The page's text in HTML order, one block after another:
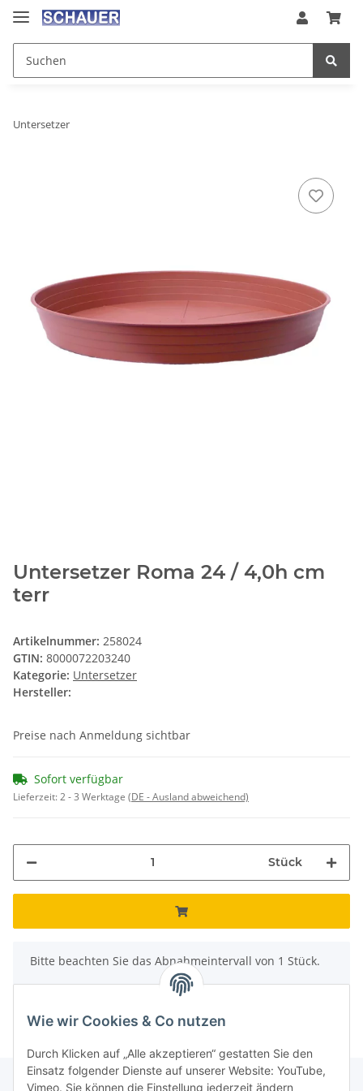
Untersetzer
Untersetzer Roma 24 / 4,0h cm
terr
Artikelnummer: 258024
GTIN: 8000072203240
Kategorie: Untersetzer
Hersteller:
Preise nach Anmeldung sichtbar
Sofort verfügbar
Lieferzeit:2 - 3 Werktage (DE - Ausland abweichend)
Stück
x
Bitte beachten Sie das Abnahmeintervall von 1 Stück.
Wie wir Cookies & Co nutzen
Durch Klicken auf „Alle akzeptieren“ gestatten Sie den
Einsatz folgender Dienste auf unserer Website: YouTube,
Vimeo. Sie können die Einstellung jederzeit ändern